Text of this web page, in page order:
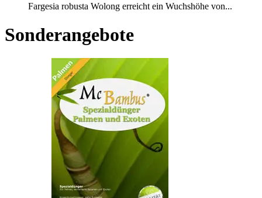
Fargesia robusta Wolong erreicht ein Wuchshöhe von...
Sonderangebote